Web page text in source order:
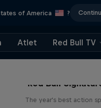
of America ?
Atlet Red Bull TV
Red Bull
The year's best action